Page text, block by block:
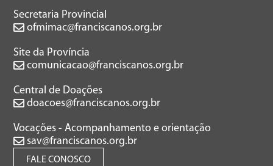
Secretaria Provincial
ofmimac@franciscanos.org.br
Site da Província
comunicacao@franciscanos.org.br
Central de Doações
doacoes@franciscanos.org.br
Vocações - Acompanhamento e orientação
sav@franciscanos.org.br
FALE CONOSCO